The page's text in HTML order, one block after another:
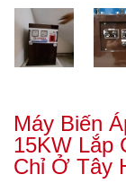
Máy Biến
15KW Lắp
Chỉ Ở Tây